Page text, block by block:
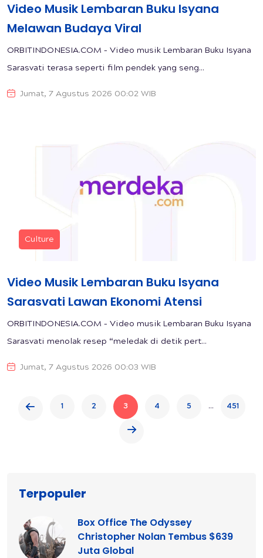
Video Musik Lembaran Buku Isyana
Melawan Budaya Viral
ORBITINDONESIA.COM – Video musik Lembaran Buku Isyana
Sarasvati terasa seperti film pendek yang seng...
Jumat, 7 Agustus 2026 00:02 WIB
Culture
Video Musik Lembaran Buku Isyana
Sarasvati Lawan Ekonomi Atensi
ORBITINDONESIA.COM – Video musik Lembaran Buku Isyana
Sarasvati menolak resep “meledak di detik pert...
Jumat, 7 Agustus 2026 00:03 WIB
1 2 3 4 5 ... 451
Terpopuler
Box Office The Odyssey
Christopher Nolan Tembus $639
Juta Global